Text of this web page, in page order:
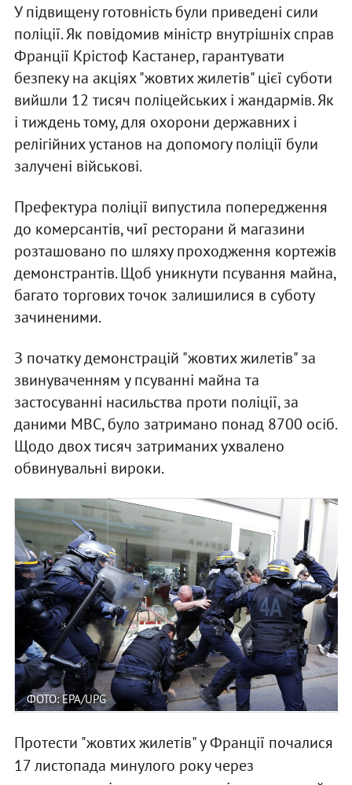
У підвищену готовність були приведені сили
поліції. Як повідомив міністр внутрішніх справ
Франції Крістоф Кастанер, гарантувати
безпеку на акціях "жовтих жилетів" цієї суботи
вийшли 12 тисяч поліцейських і жандармів. Як
і тиждень тому, для охорони державних і
релігійних установ на допомогу поліції були
залучені військові.
Префектура поліції випустила попередження
до комерсантів, чиї ресторани й магазини
розташовано по шляху проходження кортежів
демонстрантів. Щоб уникнути псування майна,
багато торгових точок залишилися в суботу
зачиненими.
З початку демонстрацій "жовтих жилетів" за
звинуваченням у псуванні майна та
застосуванні насильства проти поліції, за
даними МВС, було затримано понад 8700 осіб.
Щодо двох тисяч затриманих ухвалено
обвинувальні вироки.
ФОТО: EPA/UPG
Протести "жовтих жилетів" у Франції почалися
17 листопада минулого року через